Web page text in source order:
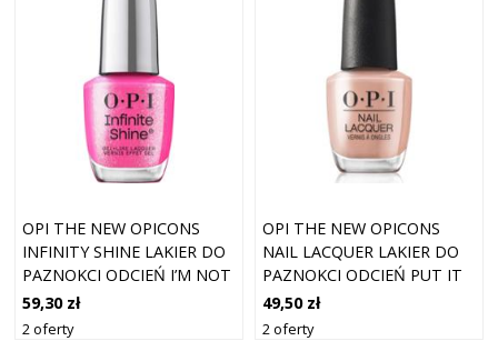
OPI THE NEW OPICONS
INFINITY SHINE LAKIER DO
PAZNOKCI ODCIEŃ I’M NOT
REALLY AN INFLUENCER 15
ML
59,30 zł
2 oferty
OPI THE NEW OPICONS
NAIL LACQUER LAKIER DO
PAZNOKCI ODCIEŃ PUT IT
IN AIRPLANE MODE 15 ML
49,50 zł
2 oferty